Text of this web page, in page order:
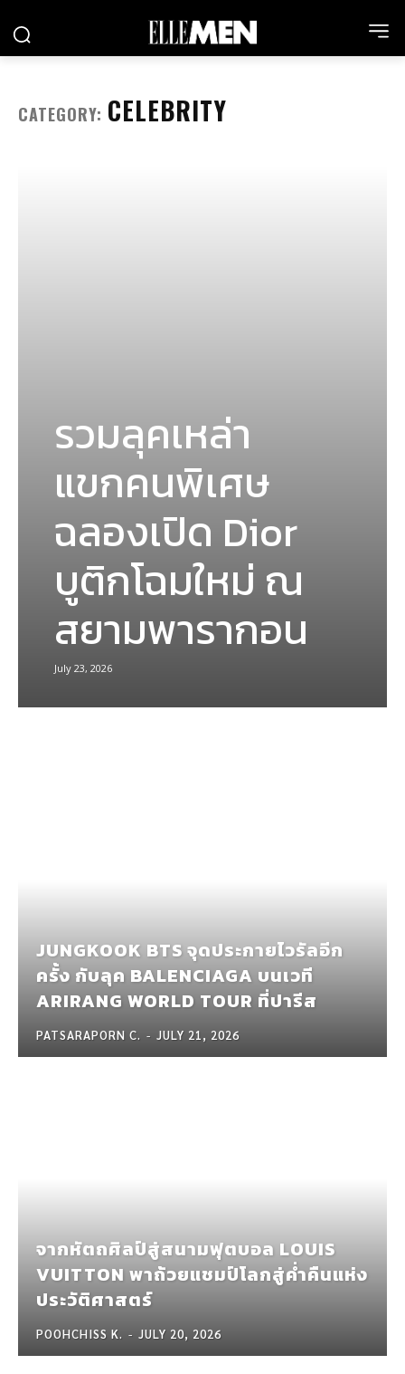
CATEGORY: CELEBRITY
รวมลุคเหล่า
แขกคนพิเศษ
ฉลองเปิด Dior
บูติกโฉมใหม่ ณ
สยามพารากอน
July 23, 2026
JUNGKOOK BTS จุดประกายไวรัลอีก
ครั้ง กับลุค BALENCIAGA บนเวที
ARIRANG WORLD TOUR ที่ปารีส
PATSARAPORN C. - JULY 21, 2026
จากหัตถศิลป์สู่สนามฟุตบอล LOUIS
VUITTON พาถ้วยแชมป์โลกสู่ค่ำคืนแห่ง
ประวัติศาสตร์
POOHCHISS K. - JULY 20, 2026